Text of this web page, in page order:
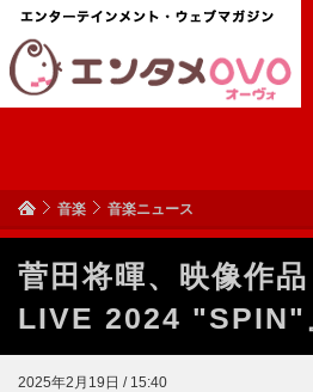
音楽 音楽ニュース
菅田将暉、映像作
LIVE 2024 "SPIN"
2025年2月19日 / 15:40